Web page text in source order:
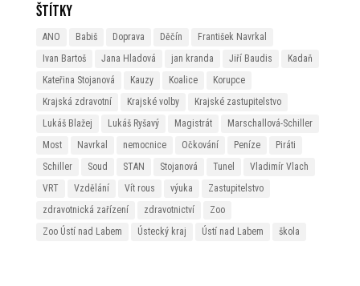
Štítky
ANO Babiš Doprava Děčín
František Navrkal
Ivan Bartoš
Jana Hladová jan kranda Jiří Baudis
Kadaň
Kateřina Stojanová
Kauzy Koalice
Korupce
Krajská zdravotní
Krajské volby
Krajské zastupitelstvo
Lukáš Blažej
Lukáš Ryšavý Magistrát
Marschallová-Schiller
Most
Navrkal nemocnice Očkování Peníze
Piráti
Schiller
Soud STAN Stojanová Tunel
Vladimír Vlach
VRT
Vzdělání Vít rous výuka
Zastupitelstvo
zdravotnická zařízení
zdravotnictví
Zoo
Zoo Ústí nad Labem
Ústecký kraj Ústí nad Labem škola